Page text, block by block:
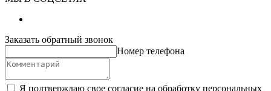
Заказать обратный звонок
Номер телефона
Я подтверждаю свое согласие на обработку персональных